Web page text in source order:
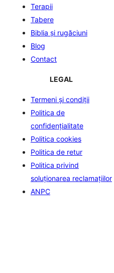
Terapii
Tabere
Biblia şi rugăciuni
Blog
Contact
LEGAL
Termeni și condiții
Politica de
confidenţialitate
Politica cookies
Politica de retur
Politica privind
soluționarea reclamațiilor
ANPC